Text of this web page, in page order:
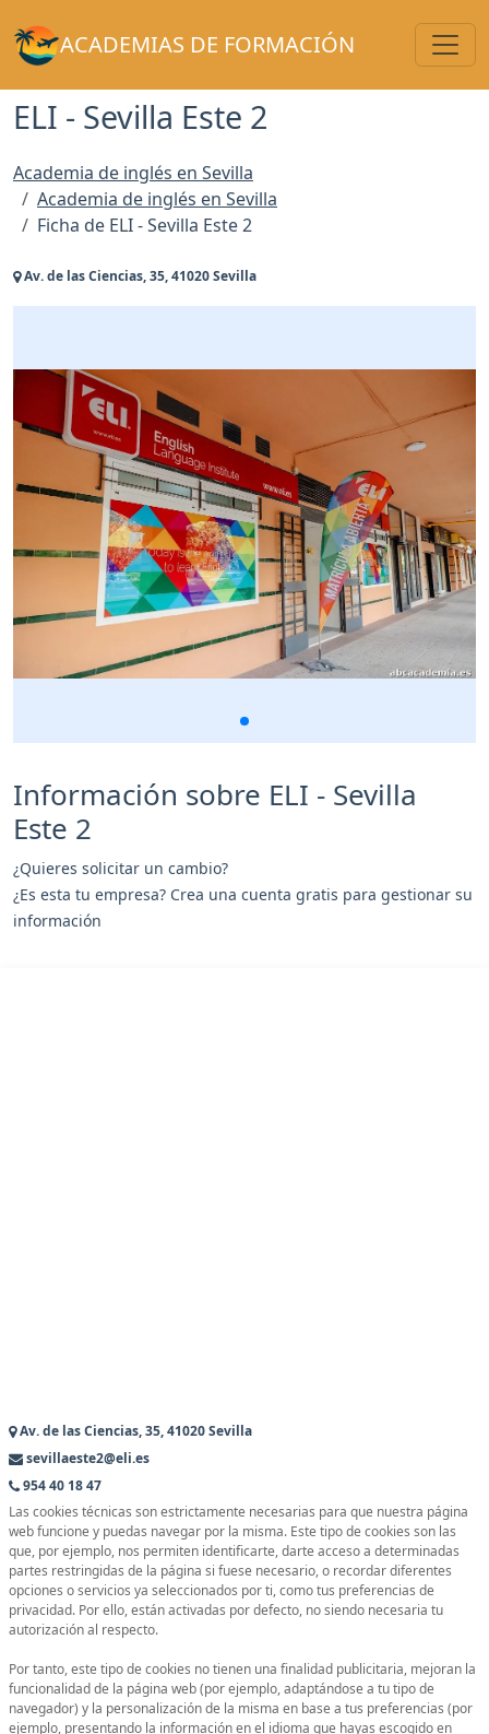
ACADEMIAS DE FORMACIÓN
ELI - Sevilla Este 2
Academia de inglés en Sevilla
Academia de inglés en Sevilla
Ficha de ELI - Sevilla Este 2
Av. de las Ciencias, 35, 41020 Sevilla
Información sobre ELI - Sevilla
Este 2
¿Quieres solicitar un cambio?
¿Es esta tu empresa? Crea una cuenta gratis para gestionar su
información
Av. de las Ciencias, 35, 41020 Sevilla
sevillaeste2@eli.es
954 40 18 47
Las cookies técnicas son estrictamente necesarias para que nuestra página
web funcione y puedas navegar por la misma. Este tipo de cookies son las
que, por ejemplo, nos permiten identificarte, darte acceso a determinadas
partes restringidas de la página si fuese necesario, o recordar diferentes
opciones o servicios ya seleccionados por ti, como tus preferencias de
privacidad. Por ello, están activadas por defecto, no siendo necesaria tu
autorización al respecto.
Por tanto, este tipo de cookies no tienen una finalidad publicitaria, mejoran la
funcionalidad de la página web (por ejemplo, adaptándose a tu tipo de
navegador) y la personalización de la misma en base a tus preferencias (por
ejemplo, presentando la información en el idioma que hayas escogido en